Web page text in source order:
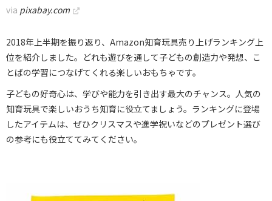
via pixabay.com
2018年上半期を振り返り、Amazon知育玩具売り上げランキング上
位を紹介しました。どれも遊びを通して子どもの創造力や発想、こ
とばの学習につなげてくれる楽しいおもちゃです。
子どもの好奇心は、学びや能力を引き出す最大のチャンス。人気の
知育玩具で楽しいおうち知育に役立てましょう。ランキングに登場
したアイテムは、ぜひクリスマスや進学祝いなどのプレゼント選び
の参考にも役立ててみてください。